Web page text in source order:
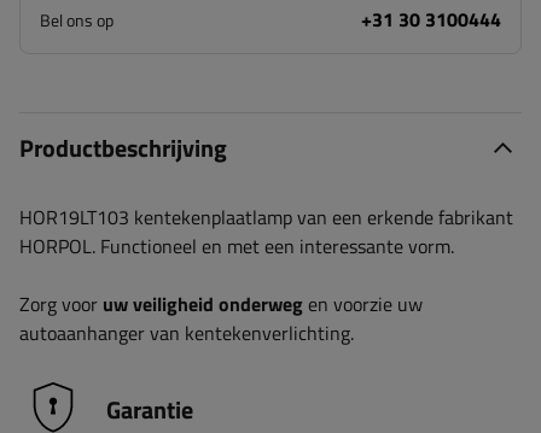
Bel ons op +31 30 3100444
Productbeschrijving
HOR19LT103 kentekenplaatlamp van een erkende fabrikant
HORPOL. Functioneel en met een interessante vorm.
Zorg voor uw veiligheid onderweg en voorzie uw
autoaanhanger van kentekenverlichting.
Garantie